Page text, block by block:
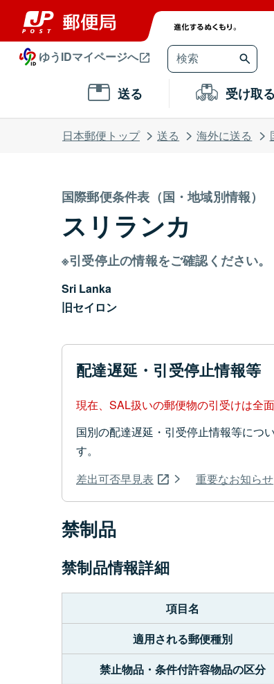
ゆうIDマイページへ
送る 受け取る
日本郵便トップ 送る 海外に送る
国際郵便条件表（国・地域別情報）
スリランカ
※引受停止の情報をご確認ください。
Sri Lanka
旧セイロン
配達遅延・引受停止情報等
現在、SAL扱いの郵便物の引受けは全
国別の配達遅延・引受停止情報等につ
す。
差出可否早見表
重要なお知らせ
禁制品
禁制品情報詳細
項目名
適用される郵便種別
禁止物品・条件付許容物品の区分